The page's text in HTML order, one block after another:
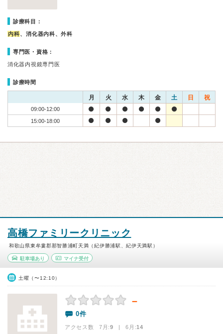
診療科目：
内科、消化器内科、外科
専門医・資格：
消化器内視鏡専門医
診療時間
月 火 水 木 金 土 日 祝
09:00-12:00
15:00-18:00
高橋ファミリークリニック
和歌山県東牟婁郡那智勝浦町天満（紀伊勝浦駅、紀伊天満駅）
駐車場あり マイナ受付
土曜（〜12:10）
－
0件
アクセス数 7月:9 | 6月:14